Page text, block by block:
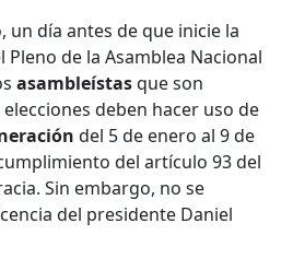
un día antes de que inicie la
Pleno de la Asamblea Nacional
asambleístasque son
elecciones deben hacer uso de
del 5 de enero al 9 de
del artículo 93 del
Sin embargo, no se
del presidente Daniel